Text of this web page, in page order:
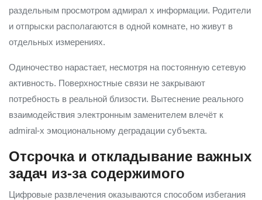
раздельным просмотром адмирал х информации. Родители
и отпрыски располагаются в одной комнате, но живут в
отдельных измерениях.
Одиночество нарастает, несмотря на постоянную сетевую
активность. Поверхностные связи не закрывают
потребность в реальной близости. Вытеснение реального
взаимодействия электронным заменителем влечёт к
admiral-x эмоциональному деградации субъекта.
Отсрочка и откладывание важных
задач из-за содержимого
Цифровые развлечения оказываются способом избегания